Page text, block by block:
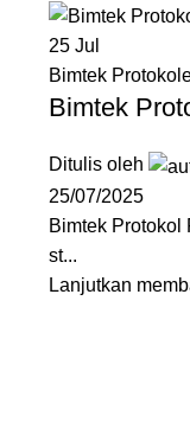
25 Jul
Bimtek
Bimtek
Ditulis oleh
25/07/2025
Bimtek Protokol
st...
Lanjutkan